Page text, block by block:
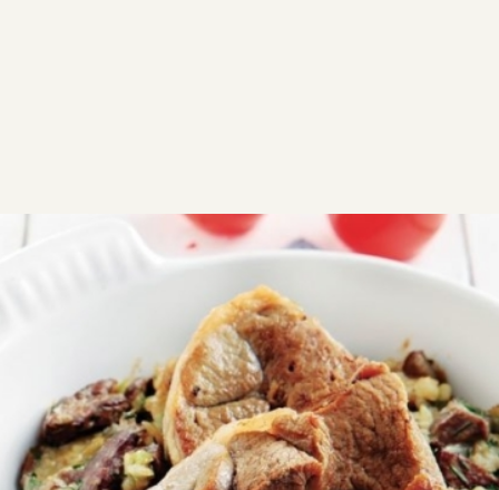
ΑΛΜΥΡΑ
Αρνάκι στο φούρνο µε ρύζι
Αρνάκι στο φούρνο με ρύζι πιλάφι, ένα φαγητό που
μυρίζει Πάσχα και άνοιξη! Πεντανόστιμο στη γεύση
και εντυπωσιακό στην όψη.